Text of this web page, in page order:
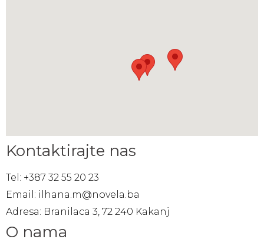
Kontaktirajte nas
Tel: +387 32 55 20 23
Email: ilhana.m@novela.ba
Adresa: Branilaca 3, 72 240 Kakanj
O nama